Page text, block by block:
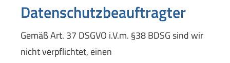
Datenschutzbeauftragter
Gemäß Art. 37 DSGVO i.V.m. §38 BDSG sind wir
nicht verpflichtet, einen